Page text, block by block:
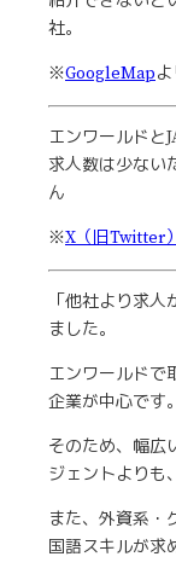
社。
※GoogleMap
エンワールドと
求人数は少ない
ん
※X（旧Twitter）
「他社より求
ました。
エンワールドで
企業が中心です。
そのため、幅広
ジェントよりも
また、外資系・
国語スキルが求